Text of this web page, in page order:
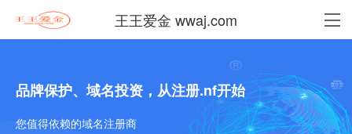
王王爱金 wwaj.com
品牌保护、域名投资，从注册.nf开始
您值得依赖的域名注册商